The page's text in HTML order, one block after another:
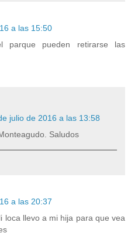
a las 15:50
parque pueden retirarse las
julio de 2016 a las 13:58
Saludos
a las 20:37
loca llevo a mi hija para que vea